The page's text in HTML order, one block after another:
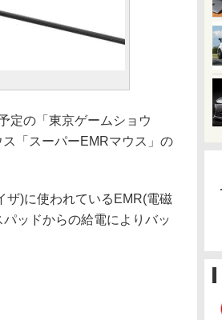
定の「東京ゲームショウ
「スーパーEMRマウス」の
)に使われているEMR(電磁
ッドからの給電によりバッ